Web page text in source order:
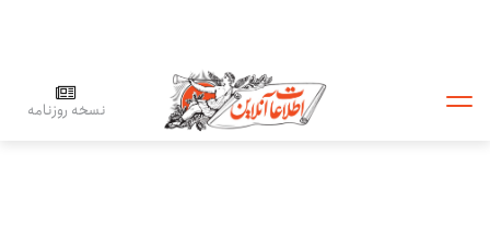
نسخه روزنامه